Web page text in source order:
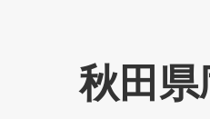
秋田県